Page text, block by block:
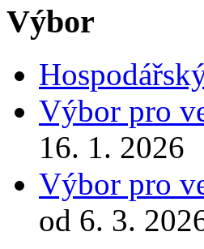
Výbor
Výbor pro
16. 1. 2026
Výbor pro
od 6. 3.